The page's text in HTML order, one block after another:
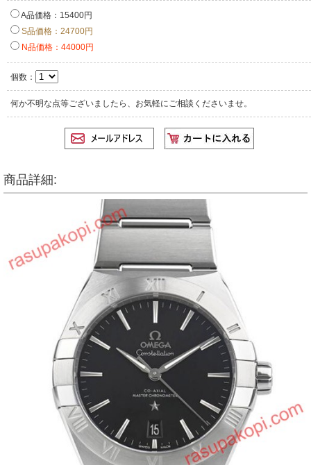
A品価格：15400円
S品価格：24700円
N品価格：44000円
個数：
何か不明な点等ございましたら、お気軽にご相談くださいませ。
商品詳細: